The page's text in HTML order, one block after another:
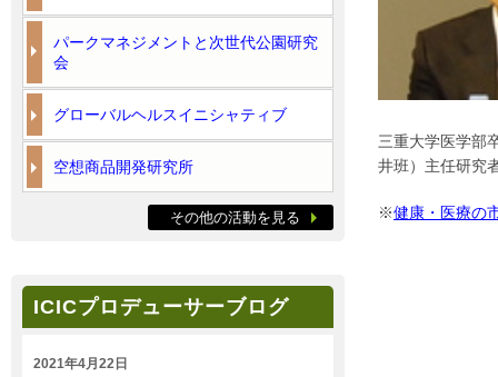
三重大学医学部
井班）主任研究
※健康・医療の
パークマネジメントと次世代公園研究
会
グローバルヘルスイニシャティブ
空想商品開発研究所
その他の活動を見る
ICICプロデューサーブログ
2021年4月22日